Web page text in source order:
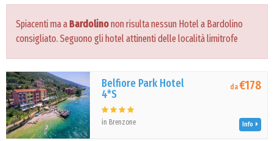
Spiacenti ma a Bardolinonon risulta nessun Hotel a Bardolino
consigliato. Seguono gli hotel attinenti delle località limitrofe
Belfiore Park Hotel
4*S
in Brenzone
da€178
Info